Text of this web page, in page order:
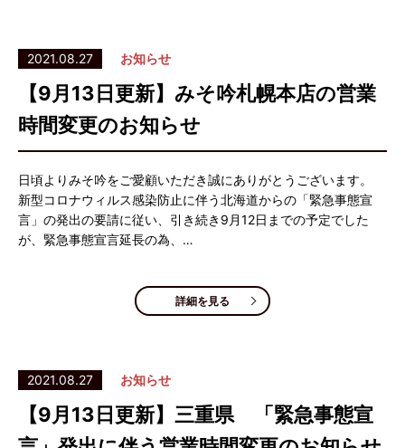
2021.08.27 お知らせ
【9月13日更新】みそ吟札幌本店の営業
時間変更のお知らせ
日頃よりみそ吟をご愛顧いただき誠にありがとうございます。
新型コロナウィルス感染防止に伴う北海道からの「緊急事態宣
言」の発出の要請に従い、引き続き9月12日までの予定でした
が、緊急事態宣言延長の為、…
詳細を見る
2021.08.27 お知らせ
【9月13日更新】三重県 「緊急事態宣